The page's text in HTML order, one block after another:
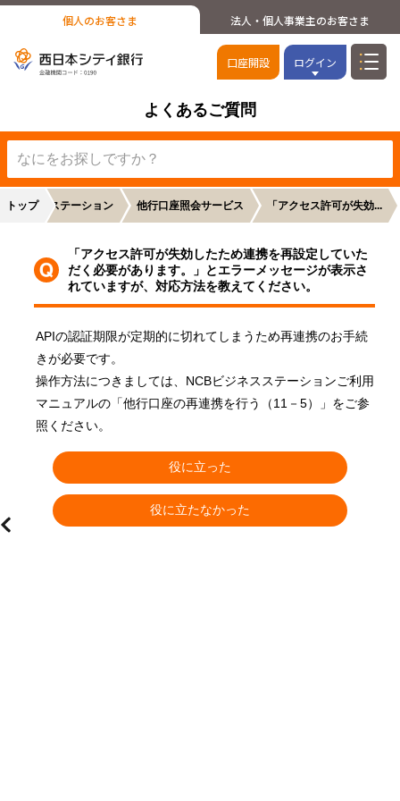
個人のお客さま 法人・個人事業主のお客さま
口座開設 ログイン
よくあるご質問
トップ
ビジネスステーション 他行口座照会サービス 「アクセス許可が失効...
「アクセス許可が失効したため連携を再設定していた
だく必要があります。」とエラーメッセージが表示さ
れていますが、対応方法を教えてください。
APIの認証期限が定期的に切れてしまうため再連携のお手続
きが必要です。
操作方法につきましては、NCBビジネスステーションご利用
マニュアルの「他行口座の再連携を行う（11－5）」をご参
照ください。
役に立った
役に立たなかった